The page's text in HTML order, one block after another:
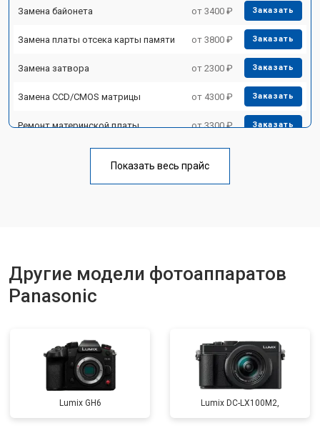
Замена байонета от 3400 ₽ Заказать
Замена платы отсека карты памяти от 3800 ₽ Заказать
Замена затвора от 2300 ₽ Заказать
Замена CCD/CMOS матрицы от 4300 ₽ Заказать
Ремонт материнской платы от 3300 ₽ Заказать
Показать весь прайс
Другие модели фотоаппаратов
Panasonic
Lumix GH6 Lumix DC-LX100M2,